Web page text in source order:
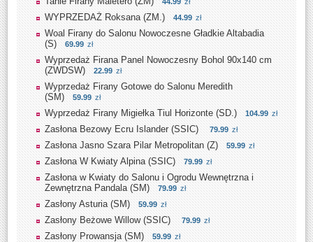
WYPRZEDAŻ Roksana (ZM.) 44.99 zł
Woal Firany do Salonu Nowoczesne Gładkie Altabadia
(S)
69.99 zł
Wyprzedaż Firana Panel Nowoczesny Bohol 90x140 cm
(ZWDSW)
22.99 zł
Wyprzedaż Firany Gotowe do Salonu Meredith
(SM)
59.99 zł
Wyprzedaż Firany Migiełka Tiul Horizonte (SD.) 104.99 zł
Zasłona Bezowy Ecru Islander (SSIC) 79.99 zł
Zasłona Jasno Szara Pilar Metropolitan (Z) 59.99 zł
Zasłona W Kwiaty Alpina (SSIC) 79.99 zł
Zasłona w Kwiaty do Salonu i Ogrodu Wewnętrzna i
Zewnętrzna Pandala (SM)
79.99 zł
Zasłony Asturia (SM) 59.99 zł
Zasłony Beżowe Willow (SSIC) 79.99 zł
Zasłony Prowansja (SM) 59.99 zł